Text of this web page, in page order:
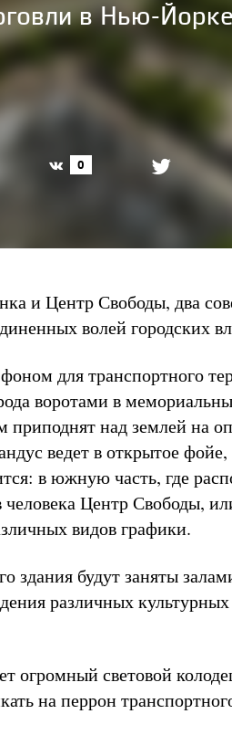
в Нью-
0
и Центр Свободы, два
волей городских
для транспортного
воротами в
над землей на
ведет в открытое фойе,
в южную часть, где
Центр Свободы,
видов графики.
здания будут заняты
различных
огромный световой
на перрон